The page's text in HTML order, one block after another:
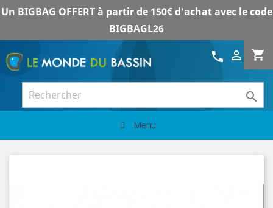
Un BIGBAG OFFERT à partir de 150€ d'achat avec le code
BIGBAGL26
shopping_cart

call

Menu